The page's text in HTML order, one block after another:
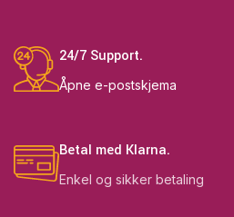
24/7 Support.
Åpne e-postskjema
Betal med Klarna.
Enkel og sikker betaling